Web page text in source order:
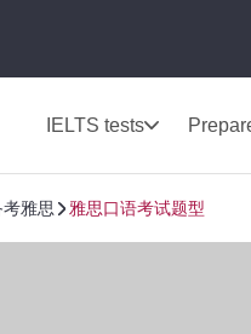
IELTS tests
考雅思 雅思口语考试题型